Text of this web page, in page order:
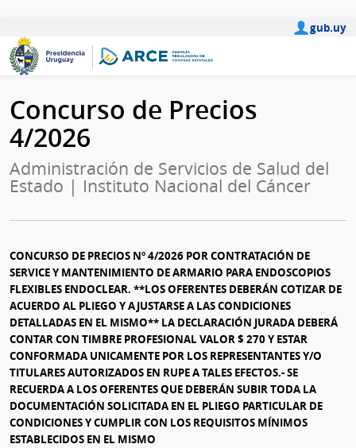
gub.uy
Concurso de Precios
4/2026
Administración de Servicios de Salud del
Estado | Instituto Nacional del Cáncer
CONCURSO DE PRECIOS Nº 4/2026 POR CONTRATACIÓN DE
SERVICE Y MANTENIMIENTO DE ARMARIO PARA ENDOSCOPIOS
FLEXIBLES ENDOCLEAR. **LOS OFERENTES DEBERÁN COTIZAR DE
ACUERDO AL PLIEGO Y AJUSTARSE A LAS CONDICIONES
DETALLADAS EN EL MISMO** LA DECLARACIÓN JURADA DEBERÁ
CONTAR CON TIMBRE PROFESIONAL VALOR $ 270 Y ESTAR
CONFORMADA UNICAMENTE POR LOS REPRESENTANTES Y/O
TITULARES AUTORIZADOS EN RUPE A TALES EFECTOS.- SE
RECUERDA A LOS OFERENTES QUE DEBERÁN SUBIR TODA LA
DOCUMENTACIÓN SOLICITADA EN EL PLIEGO PARTICULAR DE
CONDICIONES Y CUMPLIR CON LOS REQUISITOS MÍNIMOS
ESTABLECIDOS EN EL MISMO